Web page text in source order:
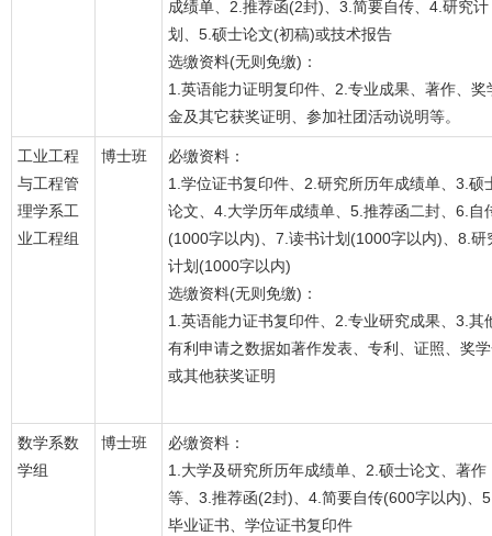
成绩单、2.推荐函(2封)、3.简要自传、4.研究计
划、5.硕士论文(初稿)或技术报告
选缴资料(无则免缴)：
1.英语能力证明复印件、2.专业成果、著作、奖
金及其它获奖证明、参加社团活动说明等。
工业工程
与工程管
理学系工
业工程组
博士班
必缴资料：
1.学位证书复印件、2.研究所历年成绩单、3.硕
论文、4.大学历年成绩单、5.推荐函二封、6.自
(1000字以内)、7.读书计划(1000字以内)、8.研
计划(1000字以内)
选缴资料(无则免缴)：
1.英语能力证书复印件、2.专业研究成果、3.其
有利申请之数据如著作发表、专利、证照、奖
或其他获奖证明
数学系数
学组
博士班
必缴资料：
1.大学及研究所历年成绩单、2.硕士论文、著作
等、3.推荐函(2封)、4.简要自传(600字以内)、
毕业证书、学位证书复印件